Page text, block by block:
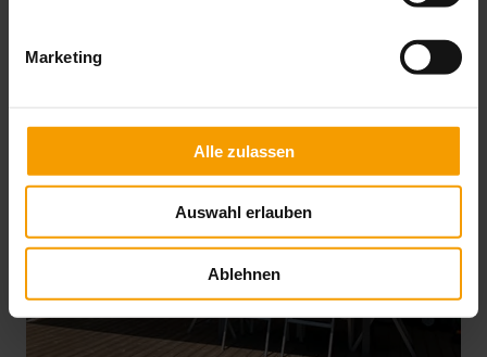
Marketing
Alle zulassen
Auswahl erlauben
Ablehnen